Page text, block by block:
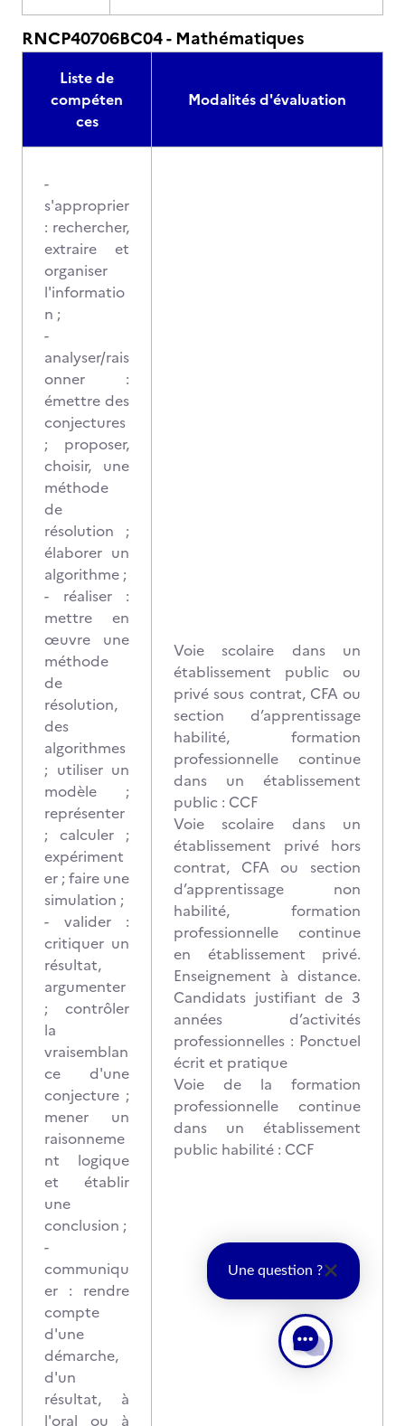
RNCP40706BC04 - Mathématiques
Liste de
compéten
ces
Modalités d'évaluation
-
s'approprier
: rechercher,
extraire et
organiser
l'informatio
n ;
-
analyser/rais
onner :
émettre des
conjectures
; proposer,
choisir, une
méthode
de
résolution ;
élaborer un
algorithme ;
- réaliser :
mettre en
œuvre une
méthode
de
résolution,
des
algorithmes
; utiliser un
modèle ;
représenter
; calculer ;
expériment
er ; faire une
simulation ;
- valider :
critiquer un
résultat,
argumenter
; contrôler
la
vraisemblan
ce d'une
conjecture ;
mener un
raisonneme
nt logique
et établir
une
conclusion ;
-
communiqu
er : rendre
compte
d'une
démarche,
d'un
résultat, à
l'oral ou à
Voie scolaire dans un
établissement public ou
privé sous contrat, CFA ou
section d’apprentissage
habilité, formation
professionnelle continue
dans un établissement
public : CCF
Voie scolaire dans un
établissement privé hors
contrat, CFA ou section
d’apprentissage non
habilité, formation
professionnelle continue
en établissement privé.
Enseignement à distance.
Candidats justifiant de 3
années d’activités
professionnelles : Ponctuel
écrit et pratique
Voie de la formation
professionnelle continue
dans un établissement
public habilité : CCF
Une question ?